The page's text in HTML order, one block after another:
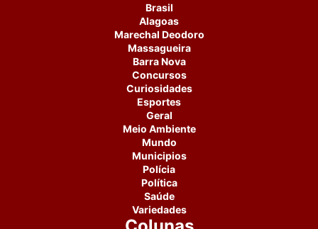
Brasil
Alagoas
Marechal Deodoro
Massagueira
Barra Nova
Concursos
Curiosidades
Esportes
Geral
Meio Ambiente
Mundo
Municipios
Polícia
Política
Saúde
Variedades